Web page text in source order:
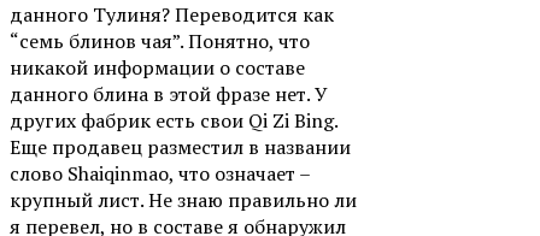
данного Тулиня? Переводится как
“семь блинов чая”. Понятно, что
никакой информации о составе
данного блина в этой фразе нет. У
других фабрик есть свои Qi Zi Bing.
Еще продавец разместил в названии
слово Shaiqinmao, что означает –
крупный лист. Не знаю правильно ли
я перевел, но в составе я обнаружил